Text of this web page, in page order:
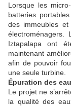
Lorsque les
batteries
des immeubles et
Iztapalapa ont
maintenant
afin de pouvoir
une seule turbine.
Épuration des
Le projet ne
la qualité des